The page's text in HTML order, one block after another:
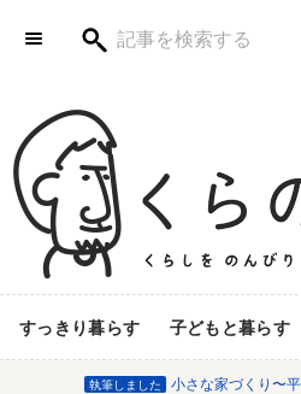
すっきり暮らす 子どもと暮らす
執筆しました 小さな家づくり〜